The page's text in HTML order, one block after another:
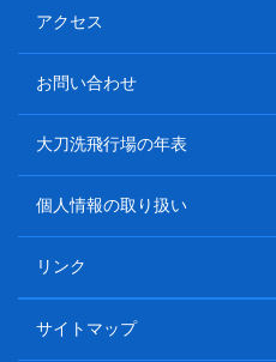
アクセス
お問い合わせ
大刀洗飛行場の年表
個人情報の取り扱い
リンク
サイトマップ